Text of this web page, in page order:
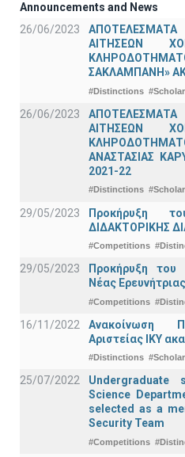
Announcements and News
26/06/2023
ΑΠΟΤΕΛΕΣΜΑΤΑ
ΑΙΤΗΣΕΩΝ
ΣΑΚΛΑΜΠΑΝΗ»
#Distinctions
26/06/2023
ΑΠΟΤΕΛΕΣΜΑΤΑ
ΑΙΤΗΣΕΩΝ
ΑΝΑΣΤΑΣΙΑΣ
2021-22
#Distinctions
29/05/2023
Προκήρυξη
ΔΙΔΑΚΤΟΡΙΚΗΣ
#Competitions
29/05/2023
Προκήρυξη του
Νέας
#Competitions
16/11/2022
Ανακοίνωση
Αριστείας ΙΚΥ
#Distinctions
25/07/2022
Science
selected as a
Security Team
#Competitions